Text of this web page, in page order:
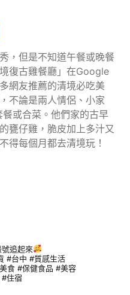
，但是不知道午餐或晚餐
復古雞餐廳」在Google
網友推薦的清境必吃美
不論是兩人情侶、小家
或合菜。他們家的古早
甕仔雞，脆皮加上多汁又
得每個月都去清境玩！
追起來
#台中 #質感生活
食 #保健食品 #美容
#住宿